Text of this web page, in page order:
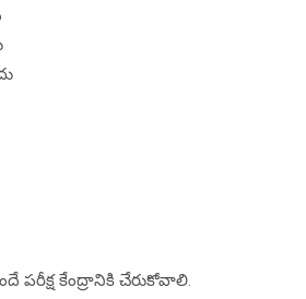
పరీక్ష కేంద్రానికి చేరుకోవాలి.